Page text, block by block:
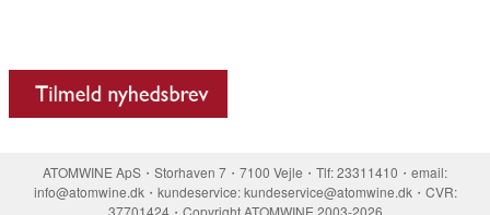
ATOMWINE ApS・Storhaven 7・7100 Vejle・Tlf: 23311410・email:
info@atomwine.dk・kundeservice: kundeservice@atomwine.dk・CVR:
37701424・Copyright ATOMWINE 2003-2026